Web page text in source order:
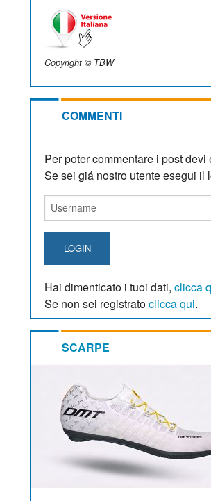
Copyright © TBW
COMMENTI
Per poter commentare i post devi
Se sei giá nostro utente esegui il
LOGIN
Hai dimenticato i tuoi dati, clicca
Se non sei registratoclicca qui.
SCARPE